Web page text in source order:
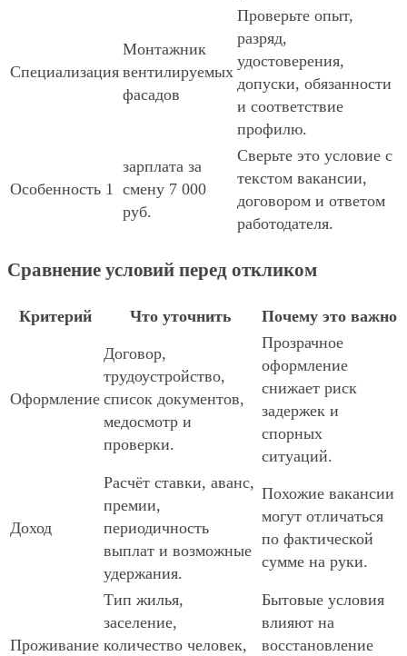
Специализация
Монтажник
вентилируемых
фасадов
Проверьте опыт,
разряд,
удостоверения,
допуски, обязанности
и соответствие
профилю.
Особенность 1
зарплата за
смену 7 000
руб.
Сверьте это условие с
текстом вакансии,
договором и ответом
работодателя.
Сравнение условий перед откликом
Критерий Что уточнить Почему это важно
Оформление
Договор,
трудоустройство,
список документов,
медосмотр и
проверки.
Прозрачное
оформление
снижает риск
задержек и
спорных
ситуаций.
Доход
Расчёт ставки, аванс,
премии,
периодичность
выплат и возможные
удержания.
Похожие вакансии
могут отличаться
по фактической
сумме на руки.
Проживание
Тип жилья,
заселение,
количество человек,
Бытовые условия
влияют на
восстановление